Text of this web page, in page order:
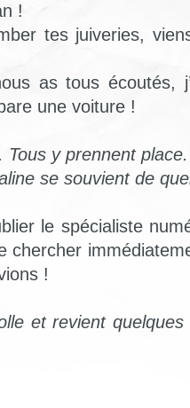
!
tes juiveries,
as tous écoutés,
une voiture !
y prennent place.
se souvient de
le spécialiste
chercher
!
et revient